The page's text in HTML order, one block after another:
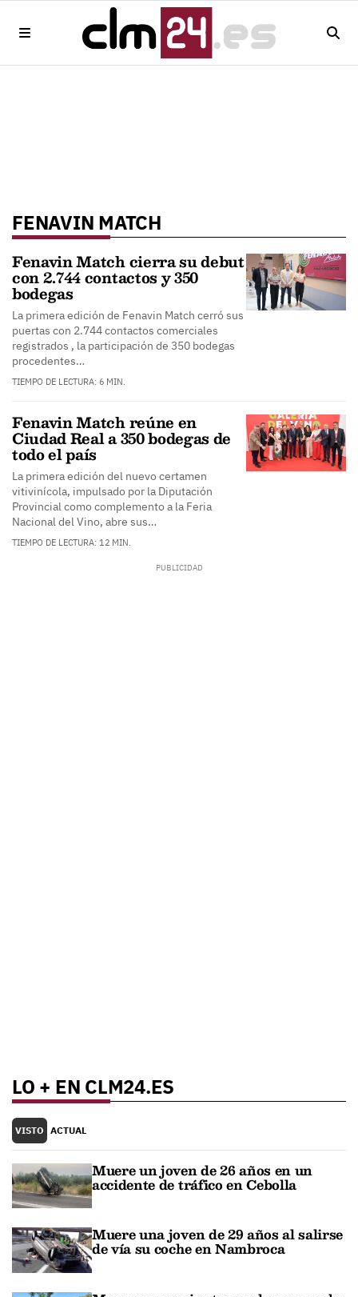
FENAVIN MATCH
Fenavin Match cierra su debut
con 2.744 contactos y 350
bodegas
La primera edición de Fenavin Match cerró sus
puertas con 2.744 contactos comerciales
registrados , la participación de 350 bodegas
procedentes…
TIEMPO DE LECTURA: 6 MIN.
Fenavin Match reúne en
Ciudad Real a 350 bodegas de
todo el país
La primera edición del nuevo certamen
vitivinícola, impulsado por la Diputación
Provincial como complemento a la Feria
Nacional del Vino, abre sus…
TIEMPO DE LECTURA: 12 MIN.
LO + EN CLM24.ES
VISTO ACTUAL
Muere un joven de 26 años en un
accidente de tráfico en Cebolla
Muere una joven de 29 años al salirse
de vía su coche en Nambroca